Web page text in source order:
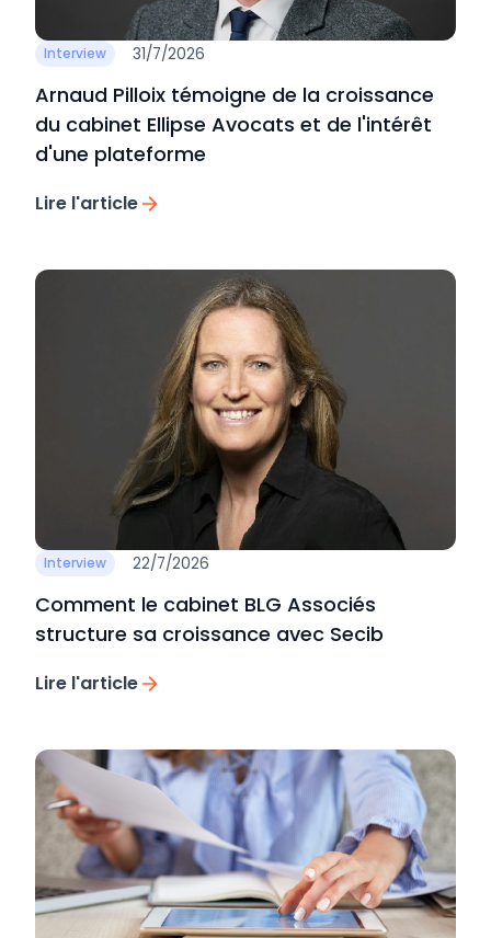
Interview 31/7/2026
Arnaud Pilloix témoigne de la croissance
du cabinet Ellipse Avocats et de l'intérêt
d'une plateforme
Lire l'article
Interview 22/7/2026
Comment le cabinet BLG Associés
structure sa croissance avec Secib
Lire l'article